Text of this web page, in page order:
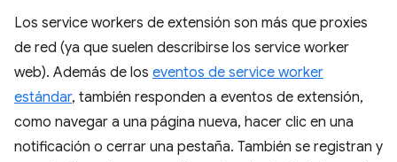
Los service workers de extensión son más que proxies
de red (ya que suelen describirse los service worker
web). Además de los eventos de service worker
estándar, también responden a eventos de extensión,
como navegar a una página nueva, hacer clic en una
notificación o cerrar una pestaña. También se registran y